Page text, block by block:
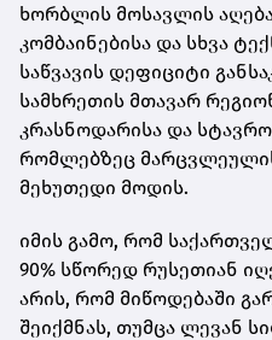
ხორბლის მოსავლის
კომბაინებისა და სხვა
საწვავის დეფიციტი
სამხრეთის მთავარ
კრასნოდარისა და
რომლებზეც
მეხუთედი მოდის.
იმის გამო, რომ
90% სწორედ რუსეთიან
არის, რომ მიწოდებაში
შეიქმნას, თუმცა ლევან